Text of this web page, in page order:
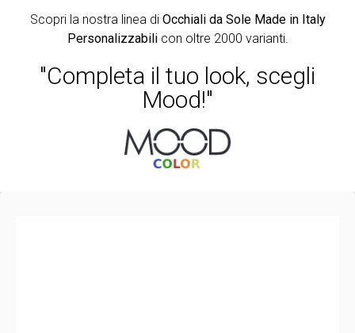
Scopri la nostra linea di Occhiali da Sole Made in Italy
Personalizzabili con oltre 2000 varianti.
"Completa il tuo look, scegli
Mood!"